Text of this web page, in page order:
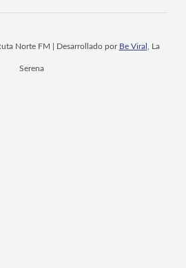
Norte FM | Desarrollado por Be Viral , La
Serena